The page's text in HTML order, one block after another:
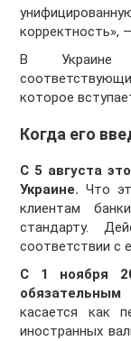
корректность»,
В Украине
которое
Когда его
С 5 августа
Украине.Что
клиентам
стандарту.
соответствии с
С 1 ноября
обязательным
касается как
иностранных